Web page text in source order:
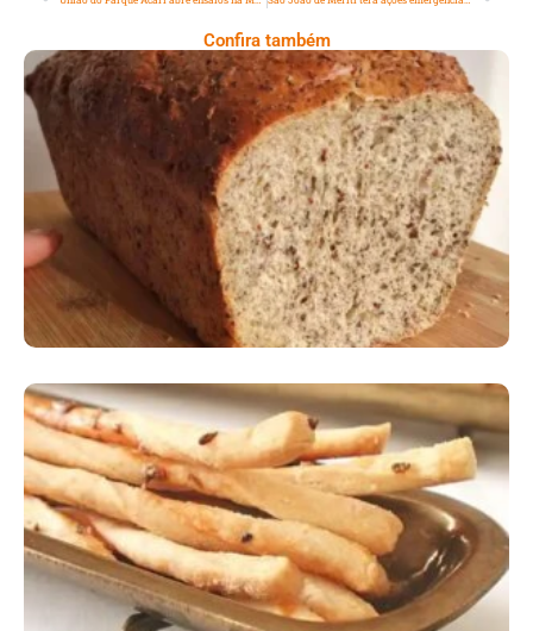
Confira também
Comer Bem: Pão Low Carb
Comer Bem: Palitinhos De Cebola E Salsa